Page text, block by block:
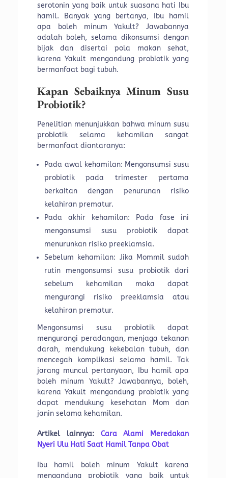
serotonin yang baik untuk suasana hati Ibu
hamil. Banyak yang bertanya, Ibu hamil
apa boleh minum Yakult? Jawabannya
adalah boleh, selama dikonsumsi dengan
bijak dan disertai pola makan sehat,
karena Yakult mengandung probiotik yang
bermanfaat bagi tubuh.
Kapan Sebaiknya Minum Susu
Probiotik?
Penelitian menunjukkan bahwa minum susu
probiotik selama kehamilan sangat
bermanfaat diantaranya:
Pada awal kehamilan: Mengonsumsi susu
probiotik pada trimester pertama
berkaitan dengan penurunan risiko
kelahiran prematur.
Pada akhir kehamilan: Pada fase ini
mengonsumsi susu probiotik dapat
menurunkan risiko preeklamsia.
Sebelum kehamilan: Jika Mommil sudah
rutin mengonsumsi susu probiotik dari
sebelum kehamilan maka dapat
mengurangi risiko preeklamsia atau
kelahiran prematur.
Mengonsumsi susu probiotik dapat
mengurangi peradangan, menjaga tekanan
darah, mendukung kekebalan tubuh, dan
mencegah komplikasi selama hamil. Tak
jarang muncul pertanyaan, Ibu hamil apa
boleh minum Yakult? Jawabannya, boleh,
karena Yakult mengandung probiotik yang
dapat mendukung kesehatan Mom dan
janin selama kehamilan.
Artikel lainnya: Cara Alami Meredakan
Nyeri Ulu Hati Saat Hamil Tanpa Obat
Ibu hamil boleh minum Yakult karena
mengandung probiotik yang baik untuk